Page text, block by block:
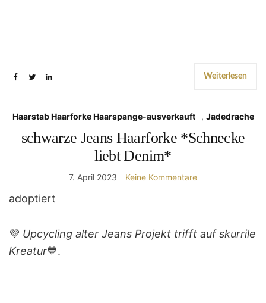
Weiterlesen
Haarstab Haarforke Haarspange-ausverkauft , Jadedrache
schwarze Jeans Haarforke *Schnecke
liebt Denim*
7. April 2023 Keine Kommentare
adoptiert
💜 Upcycling alter Jeans Projekt trifft auf skurrile
Kreatur💙.